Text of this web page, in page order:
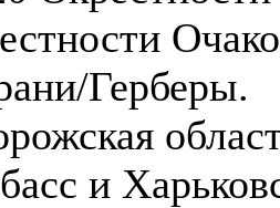
Герберы.
и